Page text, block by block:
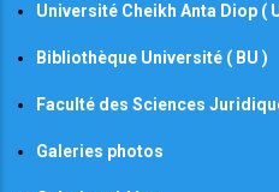
Université Cheikh Anta Diop (
Bibliothèque Université ( BU )
Faculté des Sciences
Galeries photos